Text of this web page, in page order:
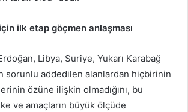
ilk etap göçmen anlaşması
Libya, Suriye, Yukarı Karabağ
sorunlu addedilen alanlardan hiçbirinin
özüne ilişkin olmadığını, bu
ve amaçların büyük ölçüde